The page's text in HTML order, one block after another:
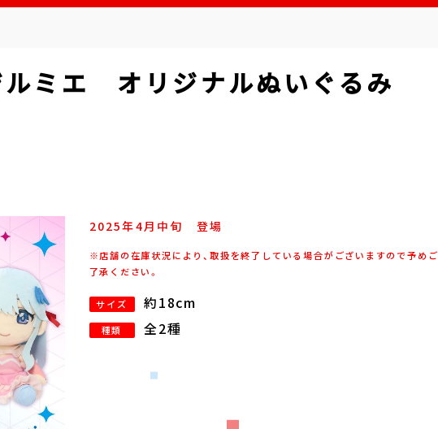
ルミエ オリジナルぬいぐるみ
2025年4月 中旬 登場
※店舗の在庫状況により、取扱を終了している場合がございますので予めご
了承ください。
サイズ 約18cm
種類 全2種